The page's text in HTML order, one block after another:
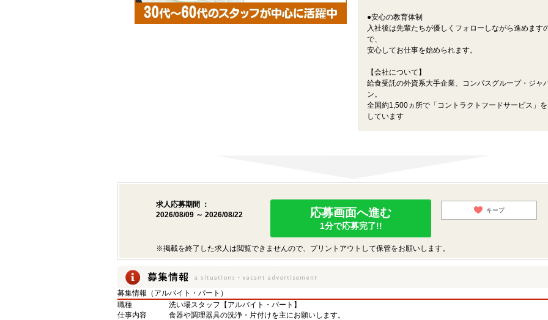
●安心の教育体制
入社後は先輩たちが優しくフォローしながら進めます
で、
安心してお仕事を始められます。
【会社について】
給食受託の外資系大手企業、コンパスグループ・ジャ
ン。
全国約1,500ヵ所で「コントラクトフードサービス」
しています
求人応募期間 ：
2026/08/09 ～ 2026/08/22
応募画面へ進む
1分で応募完了!!
キープ
※掲載を終了した求人は閲覧できませんので、プリントアウトして保管をお願いします。
募集情報（アルバイト・パート）
職種
洗い場スタッフ【アルバイト・パート】
仕事内容
食器や調理器具の洗浄・片付けを主にお願いします。